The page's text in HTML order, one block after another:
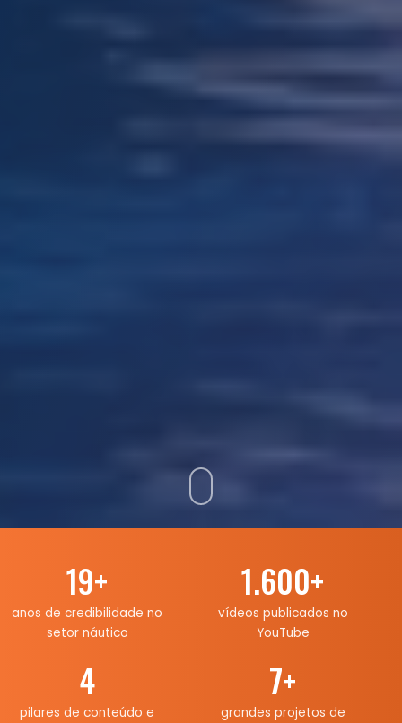
19+
anos de credibilidade no
setor náutico
1.600+
vídeos publicados no
YouTube
4
pilares de conteúdo e
7+
grandes projetos de